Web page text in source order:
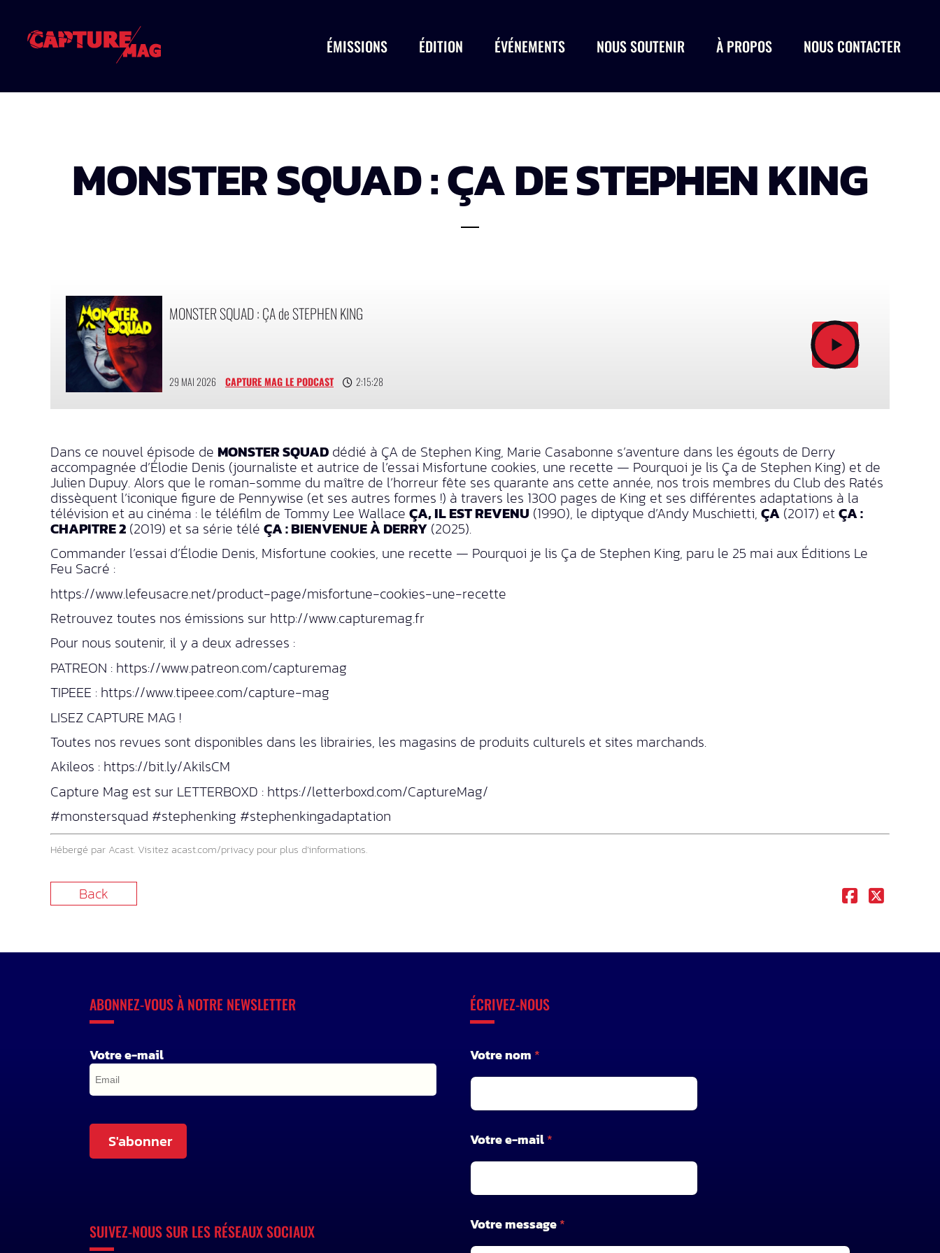
ÉMISSIONS ÉDITION ÉVÉNEMENTS NOUS SOUTENIR À PROPOS NOUS CONTACTER
MONSTER SQUAD : ÇA DE STEPHEN KING
MONSTER SQUAD : ÇA de STEPHEN KING
29 MAI 2026 CAPTURE MAG LE PODCAST 2:15:28
Dans ce nouvel épisode de MONSTER SQUAD dédié à ÇA de Stephen King, Marie Casabonne s’aventure dans les égouts de Derry
accompagnée d’Élodie Denis (journaliste et autrice de l’essai Misfortune cookies, une recette — Pourquoi je lis Ça de Stephen King) et de
Julien Dupuy. Alors que le roman-somme du maître de l’horreur fête ses quarante ans cette année, nos trois membres du Club des Ratés
dissèquent l’iconique figure de Pennywise (et ses autres formes !) à travers les 1300 pages de King et ses différentes adaptations à la
télévision et au cinéma : le téléfilm de Tommy Lee Wallace ÇA, IL EST REVENU (1990), le diptyque d’Andy Muschietti, ÇA (2017) etÇA :
CHAPITRE 2 (2019) et sa série télé ÇA : BIENVENUE À DERRY (2025).
Commander l’essai d’Élodie Denis, Misfortune cookies, une recette — Pourquoi je lis Ça de Stephen King, paru le 25 mai aux Éditions Le
Feu Sacré :
https://www.lefeusacre.net/product-page/misfortune-cookies-une-recette
Retrouvez toutes nos émissions sur http://www.capturemag.fr
Pour nous soutenir, il y a deux adresses :
PATREON : https://www.patreon.com/capturemag
TIPEEE : https://www.tipeee.com/capture-mag
LISEZ CAPTURE MAG !
Toutes nos revues sont disponibles dans les librairies, les magasins de produits culturels et sites marchands.
Akileos : https://bit.ly/AkilsCM
Capture Mag est sur LETTERBOXD : https://letterboxd.com/CaptureMag/
#monstersquad #stephenking #stephenkingadaptation
Hébergé par Acast. Visitez acast.com/privacy pour plus d’informations.
Back
ABONNEZ-VOUS À NOTRE NEWSLETTER
Votre e-mail
S'abonner
SUIVEZ-NOUS SUR LES RÉSEAUX SOCIAUX
ÉCRIVEZ-NOUS
o
t
r
e
o
t
r
e
m
a
Votre nom *
Votre e-mail*
Votre message*